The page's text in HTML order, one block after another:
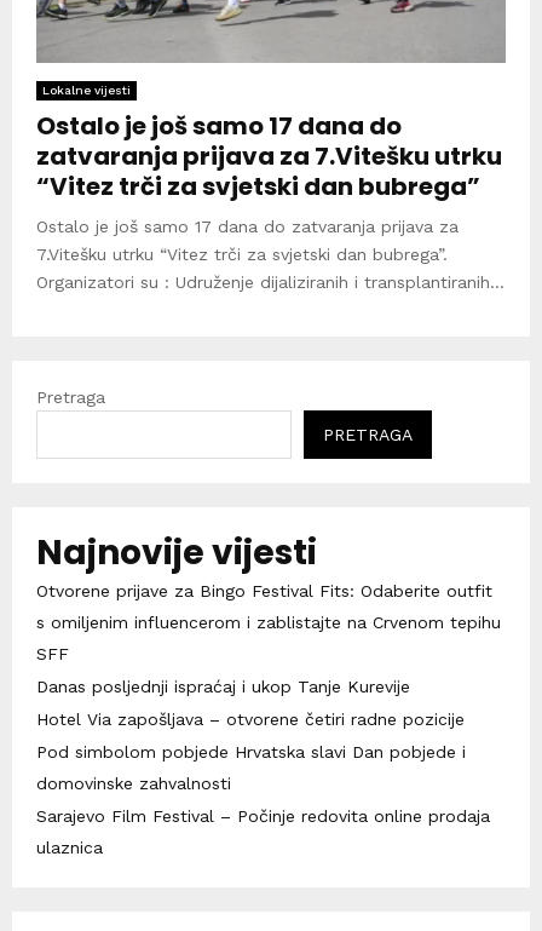
Lokalne vijesti
Ostalo je još samo 17 dana do
zatvaranja prijava za 7.Vitešku utrku
“Vitez trči za svjetski dan bubrega”
Ostalo je još samo 17 dana do zatvaranja prijava za
7.Vitešku utrku “Vitez trči za svjetski dan bubrega”.
Organizatori su : Udruženje dijaliziranih i transplantiranih...
Pretraga
PRETRAGA
Najnovije vijesti
Otvorene prijave za Bingo Festival Fits: Odaberite outfit
s omiljenim influencerom i zablistajte na Crvenom tepihu
SFF
Danas posljednji ispraćaj i ukop Tanje Kurevije
Hotel Via zapošljava – otvorene četiri radne pozicije
Pod simbolom pobjede Hrvatska slavi Dan pobjede i
domovinske zahvalnosti
Sarajevo Film Festival – Počinje redovita online prodaja
ulaznica